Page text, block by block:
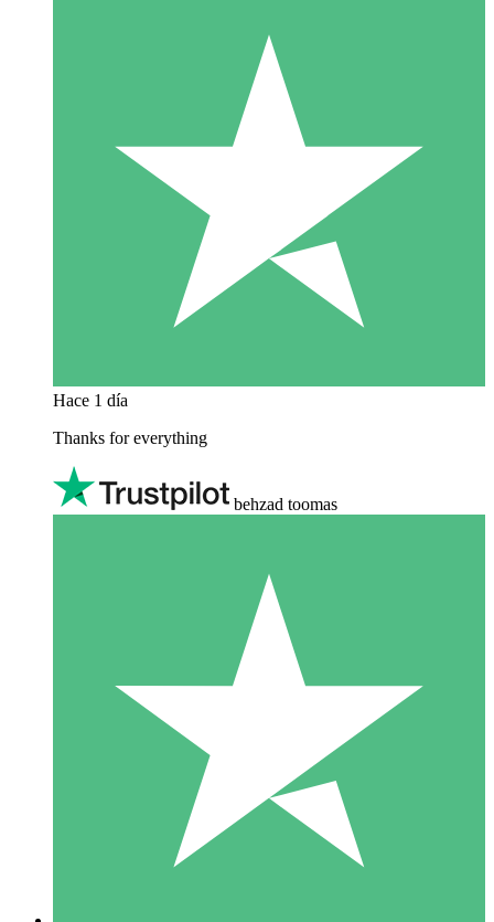
Hace 1 día
Thanks for everything
behzad toomas